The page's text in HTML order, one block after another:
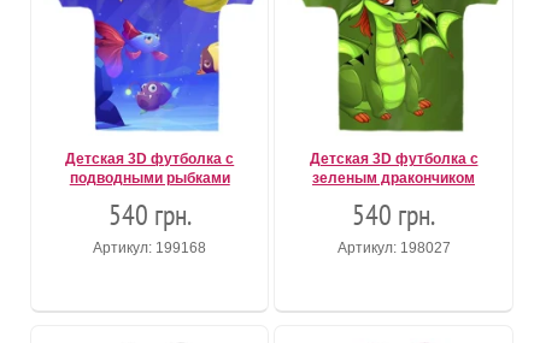
Детская 3D футболка с
подводными рыбками
540 грн.
Артикул: 199168
Детская 3D футболка с
зеленым дракончиком
540 грн.
Артикул: 198027